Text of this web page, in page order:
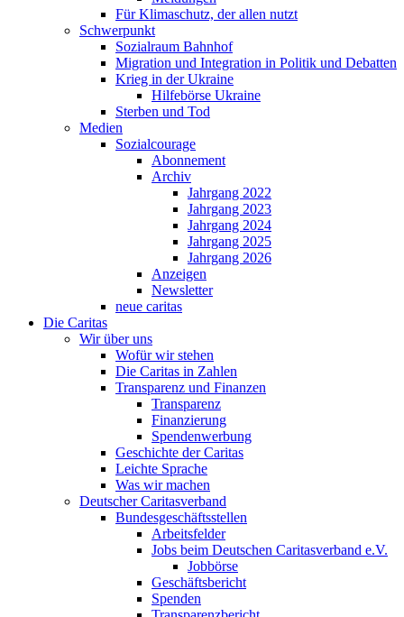
Für Klimaschutz, der allen nutzt
Schwerpunkt
Sozialraum Bahnhof
Migration und Integration in Politik und Debatten
Krieg in der Ukraine
Hilfebörse Ukraine
Sterben und Tod
Medien
Sozialcourage
Abonnement
Archiv
Jahrgang 2022
Jahrgang 2023
Jahrgang 2024
Jahrgang 2025
Jahrgang 2026
Anzeigen
Newsletter
neue caritas
Die Caritas
Wir über uns
Wofür wir stehen
Die Caritas in Zahlen
Transparenz und Finanzen
Transparenz
Finanzierung
Spendenwerbung
Geschichte der Caritas
Leichte Sprache
Was wir machen
Deutscher Caritasverband
Bundesgeschäftsstellen
Arbeitsfelder
Jobs beim Deutschen Caritasverband e.V.
Jobbörse
Geschäftsbericht
Spenden